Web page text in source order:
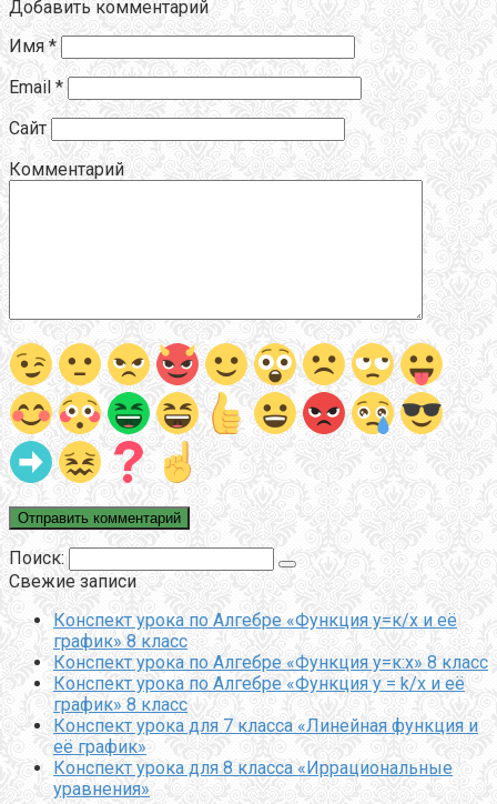
Добавить комментарий
Имя *
Email *
Сайт
Комментарий
Поиск:
Свежие записи
Конспект урока по Алгебре «Функция у=к/х и её
график» 8 класс
Конспект урока по Алгебре «Функция у=к:х» 8 класс
Конспект урока по Алгебре «Функция y = k/x и её
график» 8 класс
Конспект урока для 7 класса «Линейная функция и
её график»
Конспект урока для 8 класса «Иррациональные
уравнения»